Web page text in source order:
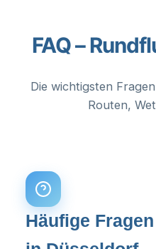
FAQ –
Die wichtigsten
Routen,
Häufige